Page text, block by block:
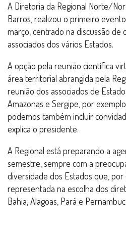
A Diretoria da Regional Norte/
Barros, realizou o primeiro
março, centrado na discussão de
associados dos vários Estados.
A opção pela reunião científica
área territorial abrangida pela
reunião dos associados de
Amazonas e Sergipe, por
podemos também incluir
explica o presidente.
A Regional está preparando a
semestre, sempre com a
diversidade dos Estados que, por
representada na escolha dos
Bahia, Alagoas, Pará e